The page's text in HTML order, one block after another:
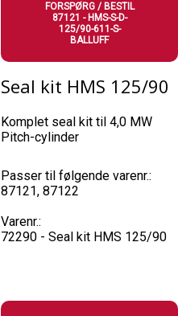
FORSPØRG / BESTIL
87121 - HMS-S-D-
125/90-611-S-
BALLUFF
Seal kit HMS 125/90
Komplet seal kit til 4,0 MW
Pitch-cylinder
Passer til følgende varenr.:
87121, 87122
Varenr.:
72290 - Seal kit HMS 125/90